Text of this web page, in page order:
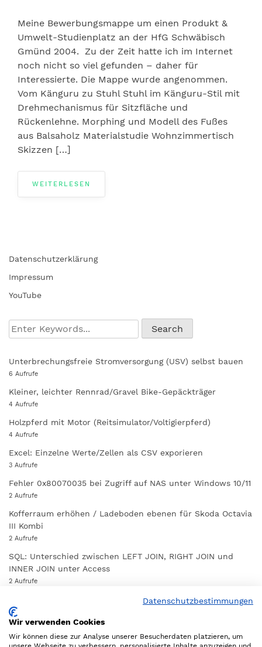
Meine Bewerbungsmappe um einen Produkt &
Umwelt-Studienplatz an der HfG Schwäbisch
Gmünd 2004. Zu der Zeit hatte ich im Internet
noch nicht so viel gefunden – daher für
Interessierte. Die Mappe wurde angenommen.
Vom Känguru zu Stuhl Stuhl im Känguru-Stil mit
Drehmechanismus für Sitzfläche und
Rückenlehne. Morphing und Modell des Fußes
aus Balsaholz Materialstudie Wohnzimmertisch
Skizzen […]
WEITERLESEN
Datenschutzerklärung
Impressum
YouTube
Unterbrechungsfreie Stromversorgung (USV) selbst bauen
6 Aufrufe
Kleiner, leichter Rennrad/Gravel Bike-Gepäckträger
4 Aufrufe
Holzpferd mit Motor (Reitsimulator/Voltigierpferd)
4 Aufrufe
Excel: Einzelne Werte/Zellen als CSV exporieren
3 Aufrufe
Fehler 0x80070035 bei Zugriff auf NAS unter Windows 10/11
2 Aufrufe
Kofferraum erhöhen / Ladeboden ebenen für Skoda Octavia
III Kombi
2 Aufrufe
SQL: Unterschied zwischen LEFT JOIN, RIGHT JOIN und
INNER JOIN unter Access
2 Aufrufe
Einfache Dropdown-Navigation mit CSS und JavaScript
1 Aufruf
Datenschutzbestimmungen
Wir verwenden Cookies
Wir können diese zur Analyse unserer Besucherdaten platzieren, um